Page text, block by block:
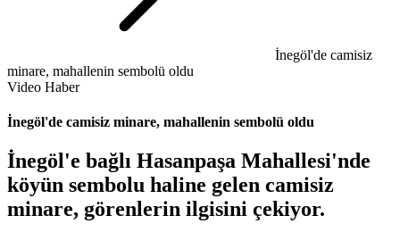
İnegöl'de camisiz
minare, mahallenin sembolü oldu
Video Haber
İnegöl'de camisiz minare, mahallenin sembolü oldu
İnegöl'e bağlı Hasanpaşa Mahallesi'nde
köyün sembolu haline gelen camisiz
minare, görenlerin ilgisini çekiyor.